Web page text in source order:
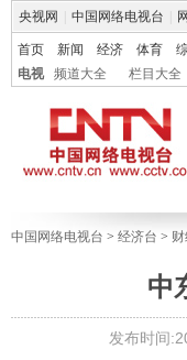
央视网 中国网络电视台
首页 新闻 经济 体育
电视
频道大全 栏目大全
中国网络电视台 > 经济台 >
中
发布时间